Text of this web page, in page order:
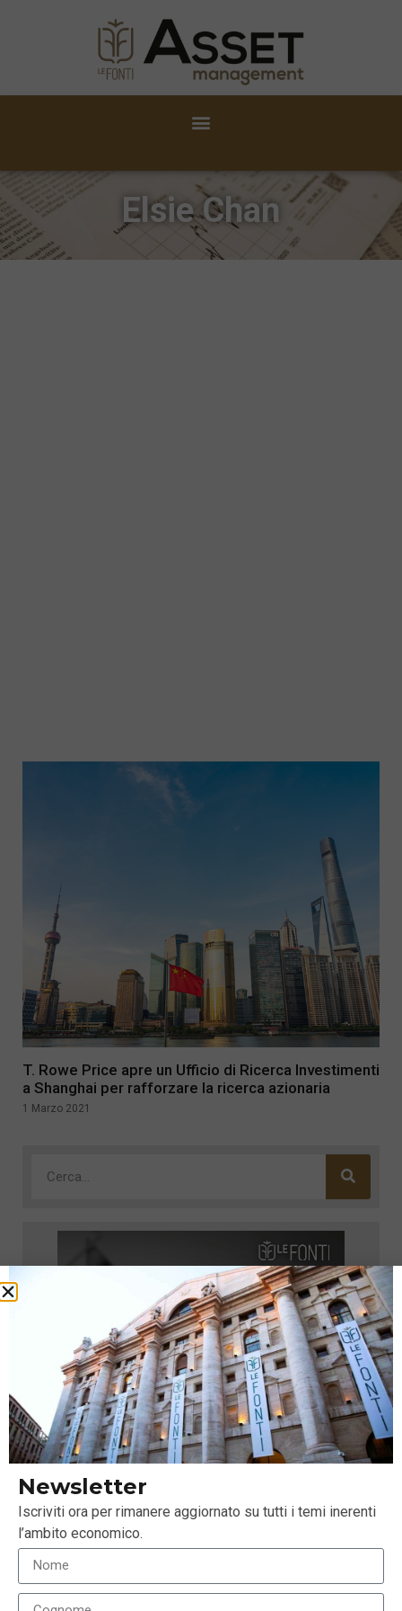
Elsie Chan
T. Rowe Price apre un Ufficio di Ricerca Investimenti
a Shanghai per rafforzare la ricerca azionaria
1 Marzo 2021
Newsletter
Iscriviti ora per rimanere aggiornato su tutti i temi inerenti
l’ambito economico.